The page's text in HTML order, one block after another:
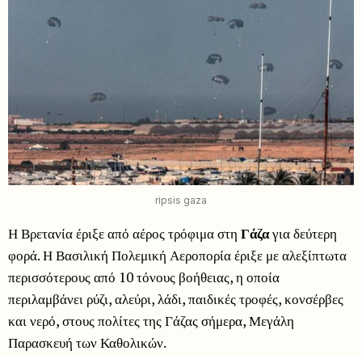
ripsis gaza
Η Βρετανία έριξε από αέρος τρόφιμα στη Γάζαγια δεύτερη
φορά. Η Βασιλική Πολεμική Αεροπορία έριξε με αλεξίπτωτα
περισσότερους από 10 τόνους βοήθειας, η οποία
περιλαμβάνει ρύζι, αλεύρι, λάδι, παιδικές τροφές, κονσέρβες
και νερό, στους πολίτες της Γάζας σήμερα, Μεγάλη
Παρασκευή των Καθολικών.